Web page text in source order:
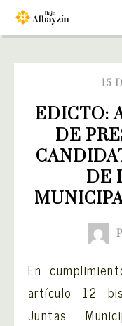
15
EDICTO:
DE
DE
En
artículo 12
Juntas